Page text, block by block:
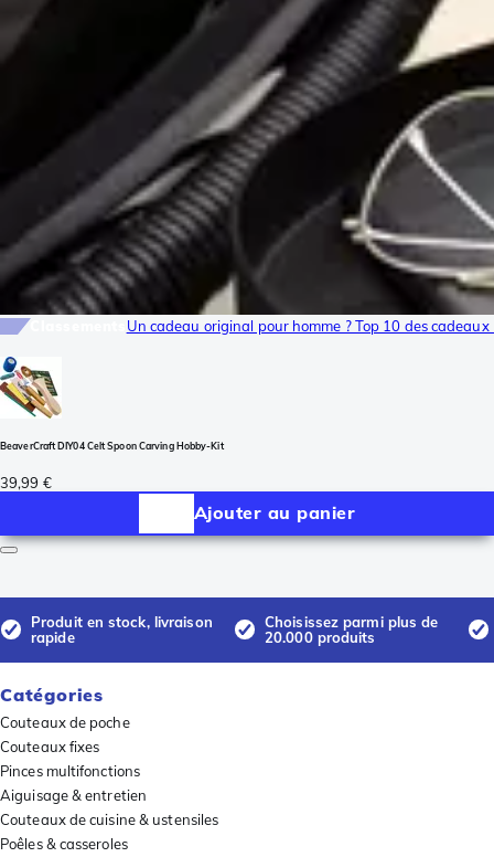
Un cadeau original pour homme ? Top 10 des
BeaverCraft DIY04 Celt Spoon Carving Hobby-Kit
39,99 €
Ajouter au panier
Produit en stock, livraison
rapide
Choisissez parmi plus de
20.000 produits
Catégories
Couteaux de poche
Couteaux fixes
Pinces multifonctions
Aiguisage & entretien
Couteaux de cuisine & ustensiles
Poêles & casseroles